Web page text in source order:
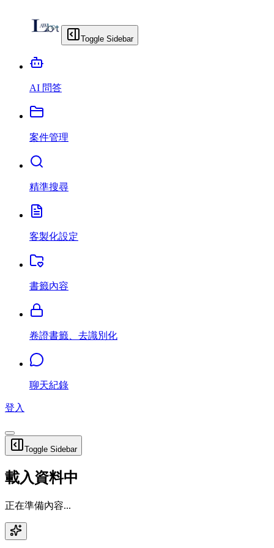
Toggle Sidebar
AI 問答
案件管理
精準搜尋
客製化設定
書籤內容
卷證書籤、去識別化
聊天紀錄
登入
Toggle Sidebar
載入資料中
正在準備內容...